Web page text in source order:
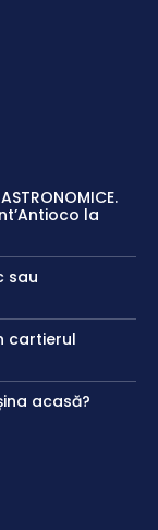
la
sau
cartierul
acasă?